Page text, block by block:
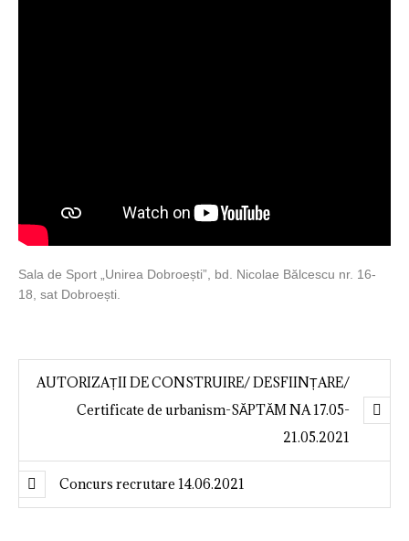
Sala de Sport „Unirea Dobroești”, bd. Nicolae Bălcescu nr. 16-
18, sat Dobroești.
AUTORIZAȚII DE CONSTRUIRE/ DESFIINȚARE/
Certificate de urbanism-SĂPTĂM NA 17.05-
21.05.2021
Concurs recrutare 14.06.2021